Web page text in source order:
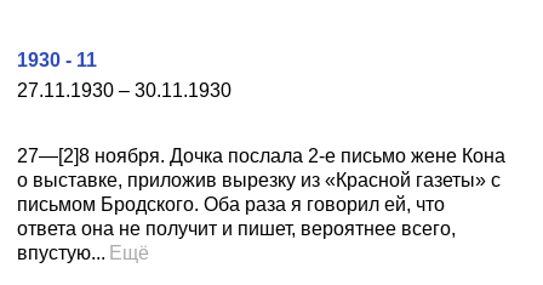
27.11.1930 – 30.11.1930
1930 - 11
27—[2]8 ноября. Дочка послала 2-е письмо жене Кона
о выставке, приложив вырезку из «Красной газеты» с
письмом Бродского. Оба раза я говорил ей, что
ответа она не получит и пишет, вероятнее всего,
впустую... Ещё